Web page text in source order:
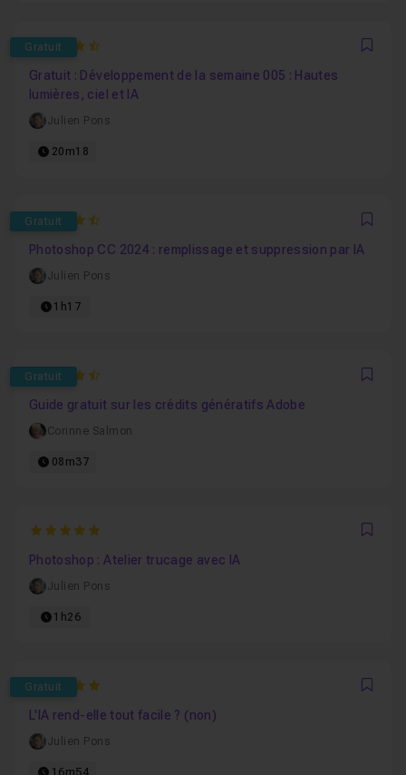
Gratuit
4.7777777777778
Gratuit : Développement de la semaine 005 : Hautes
lumières, ciel et IA
Julien Pons
20m18
Gratuit
4.9259259259259
Photoshop CC 2024 : remplissage et suppression par IA
Julien Pons
1h17
Gratuit
4.7
Guide gratuit sur les crédits génératifs Adobe
Corinne Salmon
08m37
5
Photoshop : Atelier trucage avec IA
Julien Pons
1h26
Gratuit
5
L'IA rend-elle tout facile ? (non)
Julien Pons
16m54